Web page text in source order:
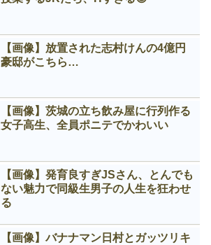
【画像】放置された志村けんの4億円
豪邸がこちら…
【画像】茨城の立ち飲み屋に行列作る
女子高生、全員ポニテでかわいい
【画像】発育良すぎJSさん、とんでも
ない魅力で同級生男子の人生を狂わせ
る
【画像】バナナマン日村とガッツリキ